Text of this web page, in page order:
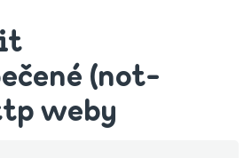
(not-
weby